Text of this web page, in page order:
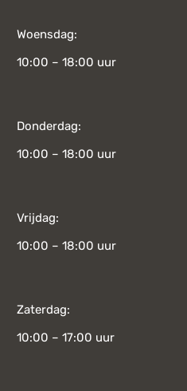
Woensdag:
10:00 – 18:00 uur
Donderdag:
10:00 – 18:00 uur
Vrijdag:
10:00 – 18:00 uur
Zaterdag:
10:00 – 17:00 uur